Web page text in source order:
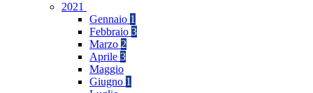
2021
Gennaio 1
Febbraio 3
Marzo 2
Aprile 3
Maggio
Giugno 1